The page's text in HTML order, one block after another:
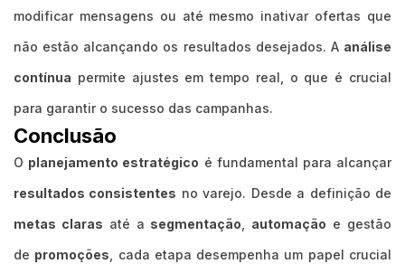
modificar mensagens ou até mesmo inativar ofertas que
não estão alcançando os resultados desejados. A análise
contínua permite ajustes em tempo real, o que é crucial
para garantir o sucesso das campanhas.
Conclusão
O planejamento estratégico é fundamental para alcançar
resultados consistentes no varejo. Desde a definição de
metas claras até a segmentação automação e gestão
de promoções , cada etapa desempenha um papel crucial